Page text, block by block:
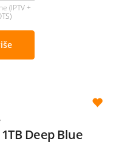
(IPTV +
Deep Blue